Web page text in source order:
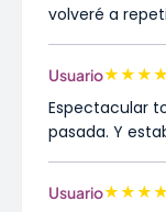
volveré a
Usuario★★★★
Espectacular
pasada. Y
Usuario★★★★